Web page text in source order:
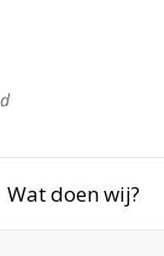
Wat doen wij?